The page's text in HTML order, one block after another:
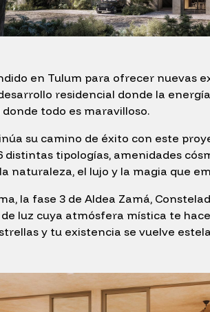
en Tulum para ofrecer nuevas
residencial donde la
todo es maravilloso.
su camino de éxito con este
tipologías, amenidades
naturaleza, el lujo y la magia que
la fase 3 de Aldea Zamá,
luz cuya atmósfera mística te
y tu existencia se vuelve